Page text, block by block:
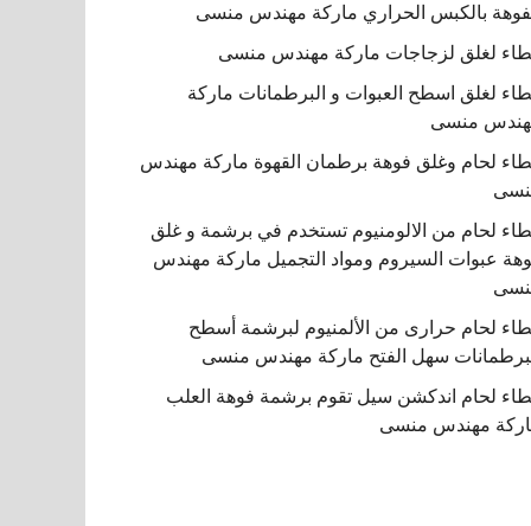
بالكبس الحراري ماركة مهندس منسى
لغلق لزجاجات ماركة مهندس منسى
لغلق اسطح العبوات و البرطمانات ماركة
منسى
لحام وغلق فوهة برطمان القهوة ماركة مهندس
لحام من الالومنيوم تستخدم في برشمة و غلق
عبوات السيروم ومواد التجميل ماركة مهندس
لحام حرارى من الألمنيوم لبرشمة أسطح
سهل الفتح ماركة مهندس منسى
لحام اندكشن سيل تقوم برشمة فوهة العلب
مهندس منسى